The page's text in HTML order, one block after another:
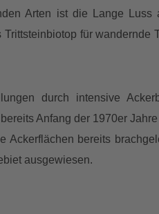
Arten ist die Lange
für
durch intensive
Anfang der 1970er
Ackerflächen bereits
ausgewiesen.